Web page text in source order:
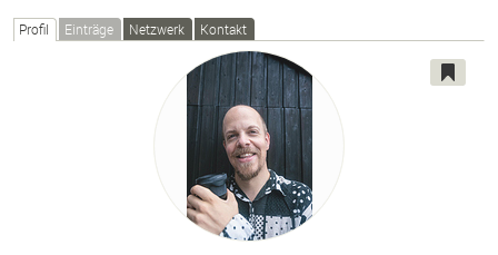
Profil Einträge Netzwerk Kontakt